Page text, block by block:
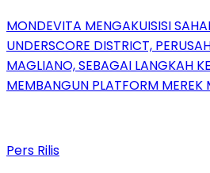
MONDEVITA MENGAKUISISI
UNDERSCORE DISTRICT,
MAGLIANO, SEBAGAI LANGKAH
MEMBANGUN PLATFORM MEREK
Pers Rilis